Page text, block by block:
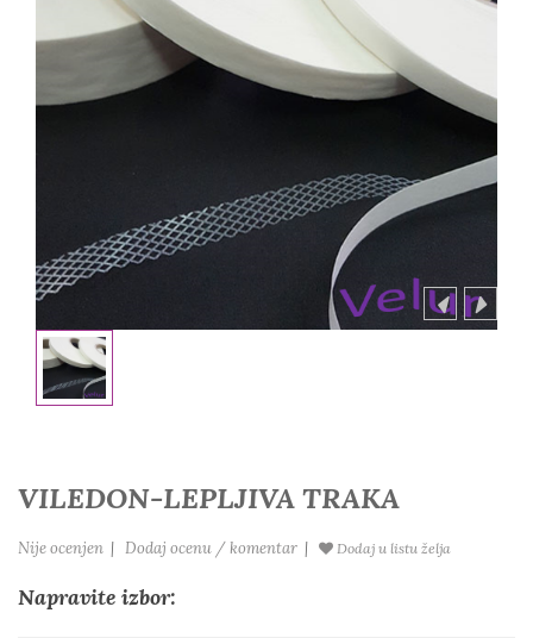
VILEDON-LEPLJIVA TRAKA
Nije ocenjen | Dodaj ocenu / komentar | Dodaj u listu želja
Napravite izbor: